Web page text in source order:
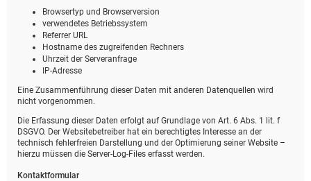
Browsertyp und Browserversion
verwendetes Betriebssystem
Referrer URL
Hostname des zugreifenden Rechners
Uhrzeit der Serveranfrage
IP-Adresse
Eine Zusammenführung dieser Daten mit anderen Datenquellen wird
nicht vorgenommen.
Die Erfassung dieser Daten erfolgt auf Grundlage von Art. 6 Abs. 1 lit. f
DSGVO. Der Websitebetreiber hat ein berechtigtes Interesse an der
technisch fehlerfreien Darstellung und der Optimierung seiner Website –
hierzu müssen die Server-Log-Files erfasst werden.
Kontaktformular